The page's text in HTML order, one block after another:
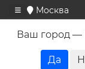
Москва
Ваш город —